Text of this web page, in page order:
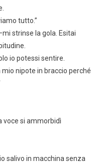
tutto.”
strinse la gola. Esitai
io potessi sentire.
nipote in braccio perché
voce si ammorbidì
salivo in macchina senza